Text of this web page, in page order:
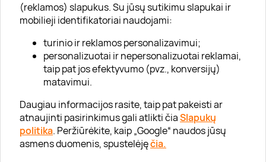
(reklamos) slapukus. Su jūsų sutikimu slapukai ir
mobilieji identifikatoriai naudojami:
turinio ir reklamos personalizavimui;
personalizuotai ir nepersonalizuotai reklamai,
taip pat jos efektyvumo (pvz., konversijų)
matavimui.
Daugiau informacijos rasite, taip pat pakeisti ar
atnaujinti pasirinkimus gali atlikti čiaSlapukų
politika. Peržiūrėkite, kaip „Google“ naudos jūsų
asmens duomenis, spustelėjęčia.
Karjera
Visi partneriai
Kontaktai
Tinklaraštis
Informacija